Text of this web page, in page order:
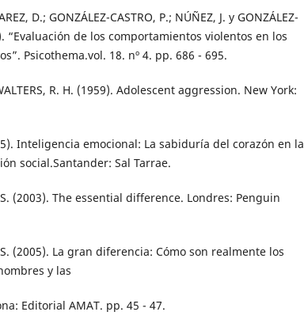
D.; GONZÁLEZ-CASTRO, P.; NÚÑEZ, J. y GONZÁLEZ-
“Evaluación de los comportamientos violentos en los
Psicothema.vol. 18. nº 4. pp. 686 - 695.
R. H. (1959). Adolescent aggression. New York:
Inteligencia emocional: La sabiduría del corazón en la
social.Santander: Sal Tarrae.
S. (2003). The essential difference. Londres: Penguin
S. (2005). La gran diferencia: Cómo son realmente los
y las
Editorial AMAT. pp. 45 - 47.